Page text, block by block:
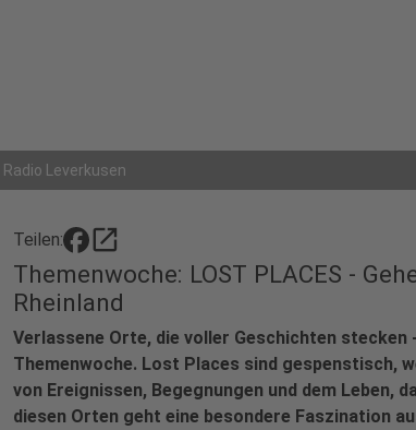
Radio Leverkusen
Teilen: open_in_new
Themenwoche: LOST PLACES -
Rheinland
Verlassene Orte, die voller Geschichten
Themenwoche. Lost Places sind gespenstisch,
von Ereignissen, Begegnungen und dem Leben,
diesen Orten geht eine besondere Faszination